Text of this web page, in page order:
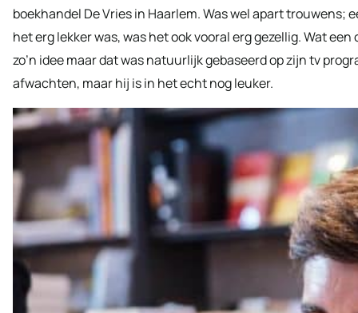
boekhandel De Vries in Haarlem. Was wel apart trouwens;
het erg lekker was, was het ook vooral erg gezellig. Wat
zo’n idee maar dat was natuurlijk gebaseerd op zijn tv
afwachten, maar hij is in het echt nog leuker.